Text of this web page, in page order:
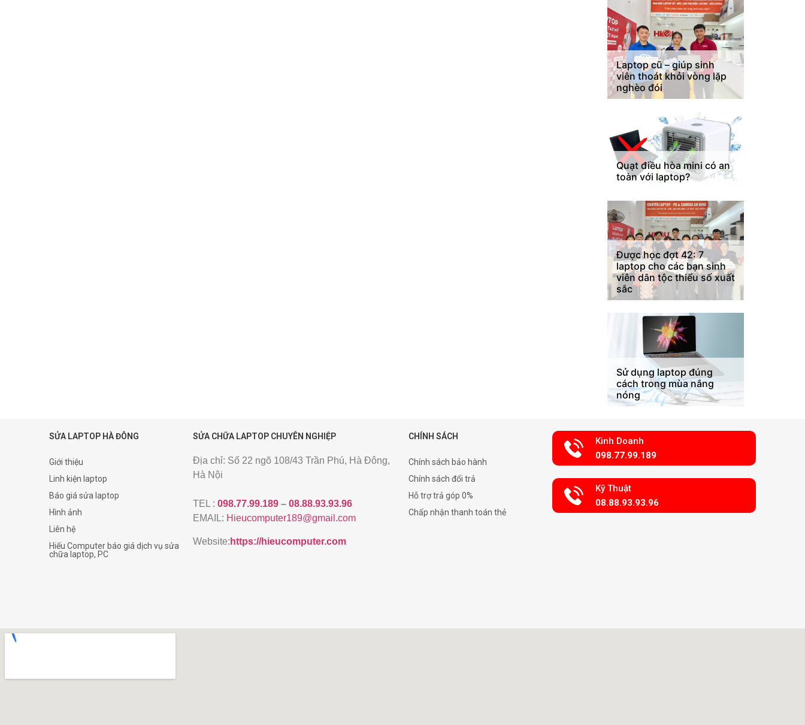
Laptop cũ – giúp sinh
viên thoát khỏi vòng lặp
nghèo đói
Quạt điều hòa mini có an
toàn với laptop?
Được học đợt 42: 7
laptop cho các bạn sinh
viên dân tộc thiểu số xuất
sắc
Sử dụng laptop đúng
cách trong mùa nắng
nóng
SỬA LAPTOP HÀ ĐÔNG
Giới thiệu
Linh kiện laptop
Báo giá sửa laptop
Hình ảnh
Liên hệ
Hiếu Computer báo giá dịch vụ sửa
chữa laptop, PC
SỬA CHỮA LAPTOP CHUYÊN NGHIỆP
Địa chỉ: Số 22 ngõ 108/43 Trần Phú, Hà Đông,
Hà Nội
TEL : 098.77.99.189 – 08.88.93.93.96
EMAIL: Hieucomputer189@gmail.com
Website: https://hieucomputer.com
CHÍNH SÁCH
Chính sách bảo hành
Chính sách đổi trả
Hỗ trợ trả góp 0%
Chấp nhận thanh toán thẻ
Kinh Doanh
098.77.99.189
Kỹ Thuật
08.88.93.93.96